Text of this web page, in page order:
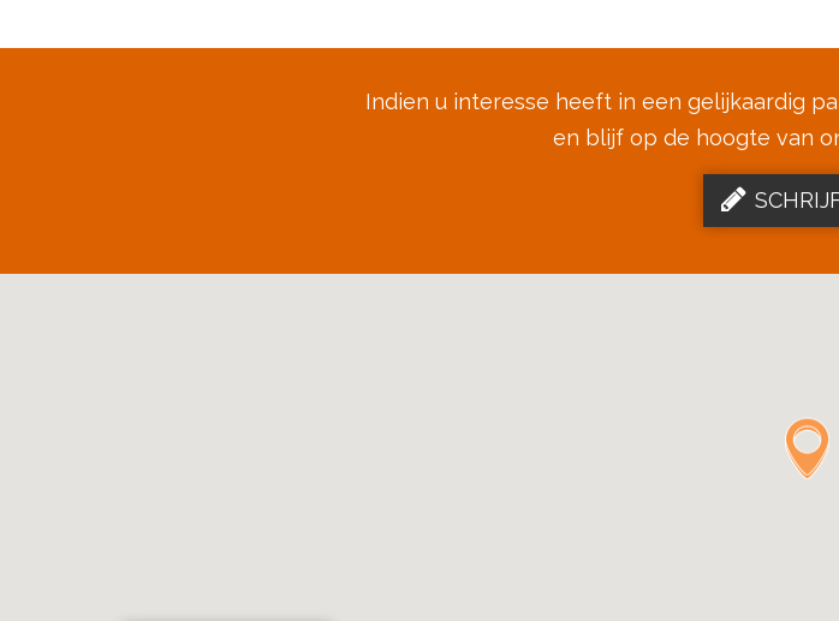
Indien u interesse heeft in een gelijkaardig
en blijf op de hoogte van